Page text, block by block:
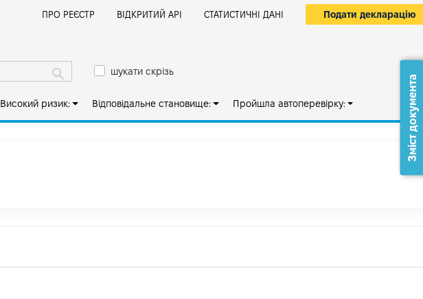
ПРО РЕЄСТР ВІДКРИТИЙ АРІ СТАТИСТИЧНІ ДАНІ Подати декларацію
шукати скрізь
Високий ризик: Відповідальне становище: Пройшла автоперевірку: Зміст документа